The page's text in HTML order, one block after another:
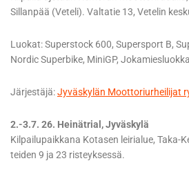
Sillanpää (Veteli). Valtatie 13, Vetelin
Luokat: Superstock 600, Supersport B,
Nordic Superbike, MiniGP,
Järjestäjä:Jyväskylän Moottoriurheilijat
2.-3.7. 26. Heinätrial, Jyväskylä
Kilpailupaikkana Kotasen leirialue, Taka-
teiden 9 ja 23 risteyksessä.